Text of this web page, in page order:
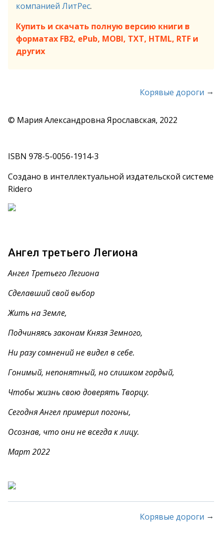
компанией ЛитРес.
Купить и скачать полную версию книги в
форматах FB2, ePub, MOBI, TXT, HTML, RTF и
других
Корявые дороги →
© Мария Александровна Ярославская, 2022
ISBN 978-5-0056-1914-3
Создано в интеллектуальной издательской системе
Ridero
Ангел третьего Легиона
Ангел Третьего Легиона
Сделавший свой выбор
Жить на Земле,
Подчиняясь законам Князя Земного,
Ни разу сомнений не видел в себе.
Гонимый, непонятный, но слишком гордый,
Чтобы жизнь свою доверять Творцу.
Сегодня Ангел примерил погоны,
Осознав, что они не всегда к лицу.
Март 2022
Корявые дороги →